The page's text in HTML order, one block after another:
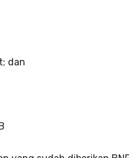
dan